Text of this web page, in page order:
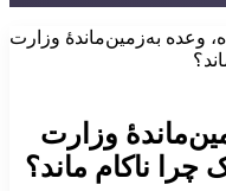
وعده‌ به‌زمین‌ماندهٔ وزارت
وزارت
ناکام ماند؟